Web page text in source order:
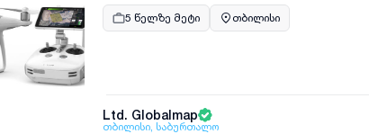
5 წელზე მეტი თბილისი
Ltd. Globalmap
თბილისი, საბურთალო